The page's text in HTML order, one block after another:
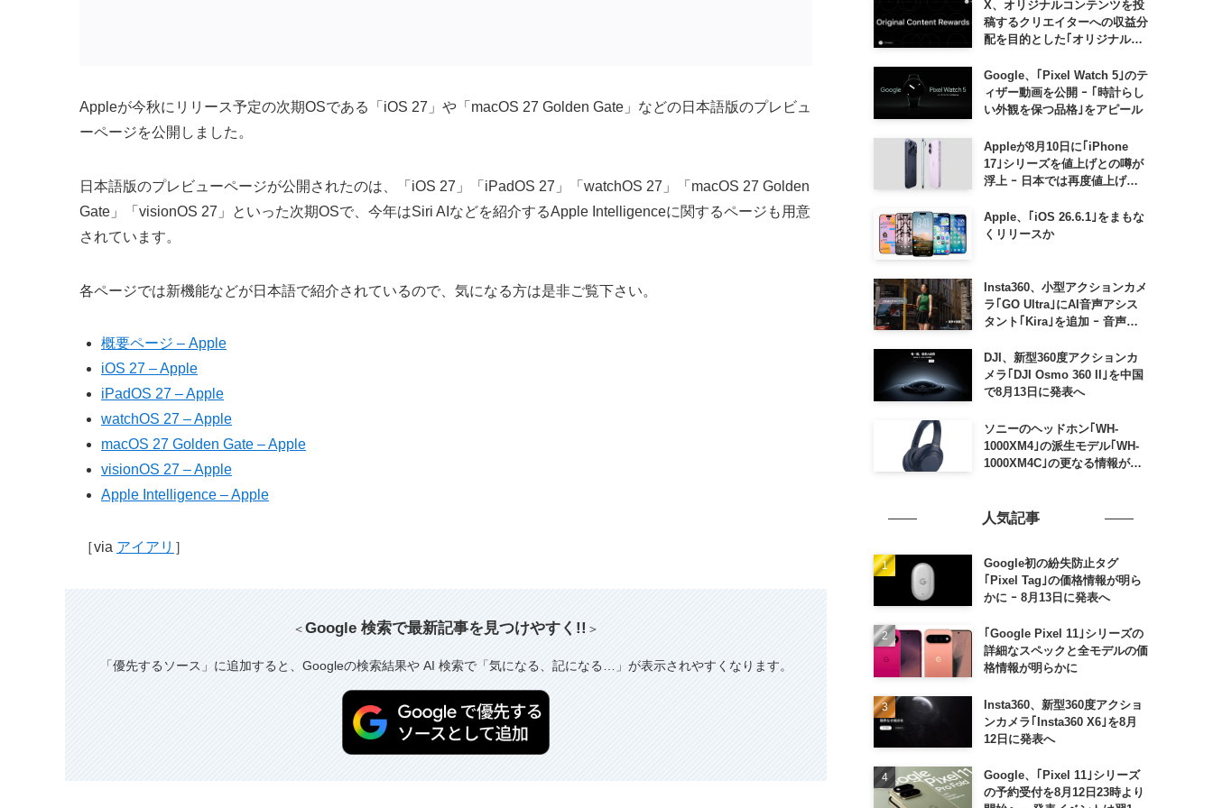
Appleが今秋にリリース予定の次期OSである「iOS 27」や「macOS 27 Golden Gate」などの日本語版のプレビュ
ーページを公開しました。
日本語版のプレビューページが公開されたのは、「iOS 27」「iPadOS 27」「watchOS 27」「macOS 27 Golden
Gate」「visionOS 27」といった次期OSで、今年はSiri AIなどを紹介するApple Intelligenceに関するページも用意
されています。
各ページでは新機能などが日本語で紹介されているので、気になる方は是非ご覧下さい。
概要ページ – Apple
iOS 27 – Apple
iPadOS 27 – Apple
watchOS 27 – Apple
macOS 27 Golden Gate – Apple
visionOS 27 – Apple
Apple Intelligence – Apple
［via アイアリ ］
＜Google 検索で最新記事を見つけやすく!! ＞
「優先するソース」に追加すると、Googleの検索結果や AI 検索で「気になる、記になる…」が表示されやすくなります。
X、オリジナルコンテンツを投
稿するクリエイターへの収益分
配を目的とした｢オリジナルコ
入へ ｰ 従来の｢収益分配｣は廃
止
Google、｢Pixel Watch 5｣のテ
ィザー動画を公開 ｰ ｢時計らし
い外観を保つ品格｣をアピール
Appleが8月10日に｢iPhone
17｣シリーズを値上げとの噂が
浮上 ｰ 日本では再度値上げの
Apple、｢iOS 26.6.1｣をまもな
くリリースか
Insta360、小型アクションカメ
ラ｢GO Ultra｣にAI音声アシス
タント｢Kira｣を追加 ｰ 音声で
などが利用可能に
DJI、新型360度アクションカ
メラ｢DJI Osmo 360 II｣を中国
で8月13日に発表へ
ソニーのヘッドホン｢WH-
1000XM4｣の派生モデル｢WH-
1000XM4C｣の更なる情報が明
人気記事
Google初の紛失防止タグ
｢Pixel Tag｣の価格情報が明ら
かに ｰ 8月13日に発表へ
｢Google Pixel 11｣シリーズの
詳細なスペックと全モデルの価
格情報が明らかに
Insta360、新型360度アクショ
ンカメラ｢Insta360 X6｣を8月
12日に発表へ
Google、｢Pixel 11｣シリーズ
の予約受付を8月12日23時より